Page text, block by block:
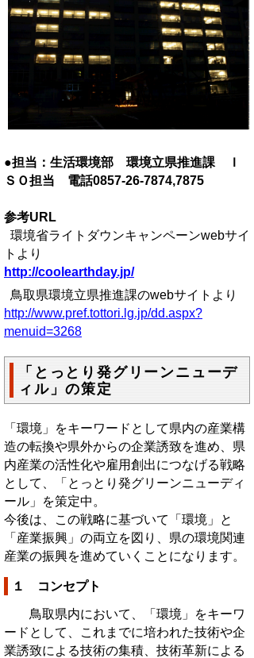
●担当：生活環境部 環境立県推進課 Ｉ
ＳＯ担当 電話0857-26-7874,7875
参考URL
環境省ライトダウンキャンペーンwebサイ
トより
http://coolearthday.jp/
鳥取県環境立県推進課のwebサイトより
http://www.pref.tottori.lg.jp/dd.aspx?
menuid=3268
「とっとり発グリーンニューデ
ィル」の策定
「環境」をキーワードとして県内の産業構
造の転換や県外からの企業誘致を進め、県
内産業の活性化や雇用創出につなげる戦略
として、「とっとり発グリーンニューディ
ール」を策定中。
今後は、この戦略に基づいて「環境」と
「産業振興」の両立を図り、県の環境関連
産業の振興を進めていくことになります。
１ コンセプト
鳥取県内において、「環境」をキーワ
ードとして、これまでに培われた技術や企
業誘致による技術の集積、技術革新による